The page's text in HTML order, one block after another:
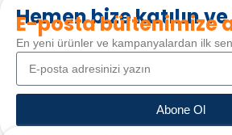
Hemen bize katılın ve
E-posta bültenimize
En yeni ürünler ve kampanyalardan ilk
Abone Ol